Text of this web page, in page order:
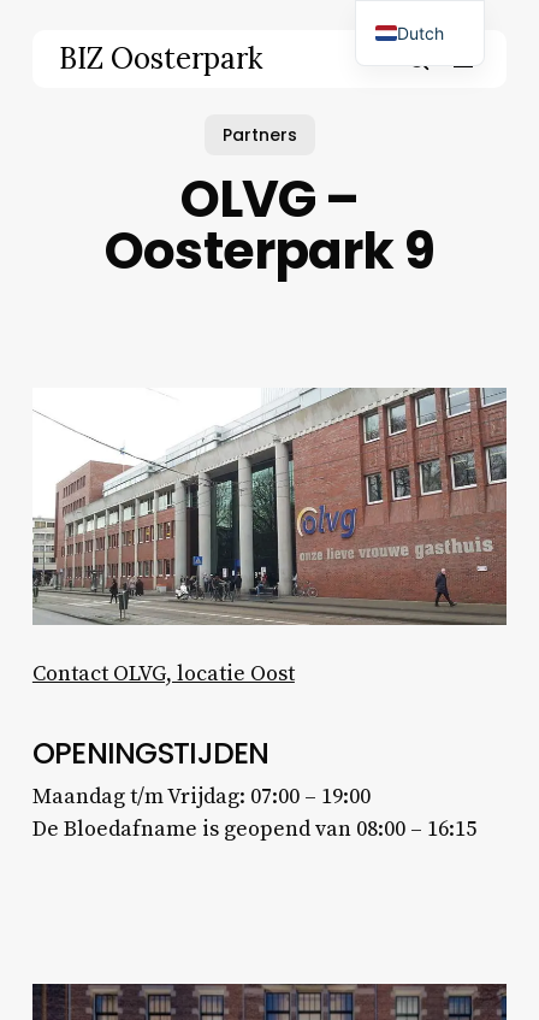
BIZ Oosterpark
Partners
OLVG –
Oosterpark 9
Contact OLVG, locatie Oost
OPENINGSTIJDEN
Maandag t/m Vrijdag: 07:00 – 19:00
De Bloedafname is geopend van 08:00 – 16:15
Dutch
English